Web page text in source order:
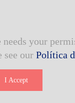
your
see our Política
I Accept